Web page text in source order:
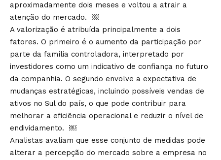
aproximadamente dois meses e voltou a atrair a
atenção do mercado. ￼
A valorização é atribuída principalmente a dois
fatores. O primeiro é o aumento da participação por
parte da família controladora, interpretado por
investidores como um indicativo de confiança no futuro
da companhia. O segundo envolve a expectativa de
mudanças estratégicas, incluindo possíveis vendas de
ativos no Sul do país, o que pode contribuir para
melhorar a eficiência operacional e reduzir o nível de
endividamento. ￼
Analistas avaliam que esse conjunto de medidas pode
alterar a percepção do mercado sobre a empresa no